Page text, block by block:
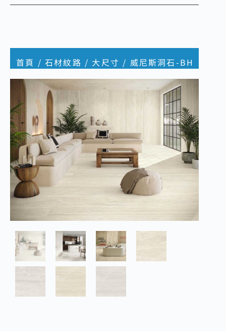
首頁 /石材紋路 / 大尺寸 / 威尼斯洞石-BH